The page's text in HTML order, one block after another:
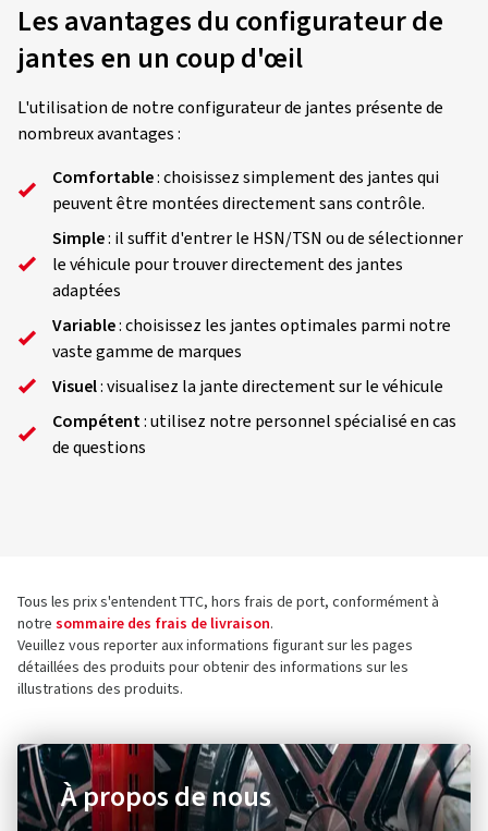
Les avantages du configurateur de
jantes en un coup d'œil
L'utilisation de notre configurateur de jantes présente de
nombreux avantages :
Comfortable: choisissez simplement des jantes qui
peuvent être montées directement sans contrôle.
Simple: il suffit d'entrer le HSN/TSN ou de sélectionner
le véhicule pour trouver directement des jantes
adaptées
Variable: choisissez les jantes optimales parmi notre
vaste gamme de marques
Visuel: visualisez la jante directement sur le véhicule
Compétent: utilisez notre personnel spécialisé en cas
de questions
Tous les prix s'entendent TTC, hors frais de port, conformément à
notre sommaire des frais de livraison.
Veuillez vous reporter aux informations figurant sur les pages
détaillées des produits pour obtenir des informations sur les
illustrations des produits.
À propos de nous